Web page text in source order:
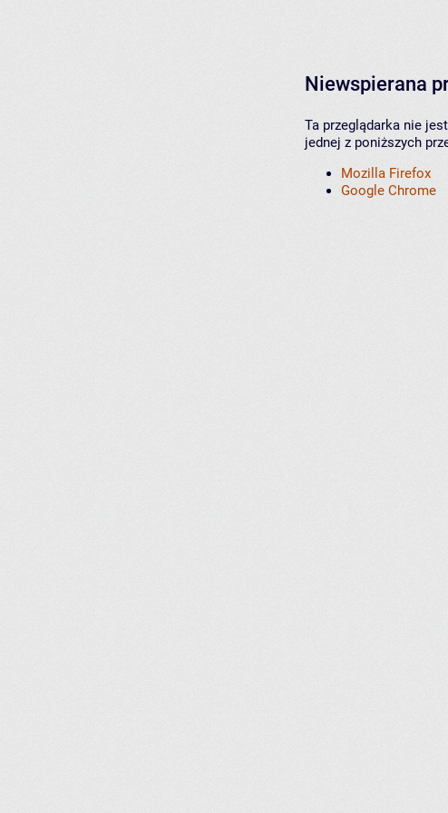
Niewspierana
Ta przeglądarka nie
jednej z poniższych
Mozilla Firefox
Google Chrome